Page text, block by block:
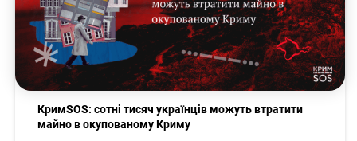
КримSOS: сотні тисяч українців можуть втратити
майно в окупованому Криму